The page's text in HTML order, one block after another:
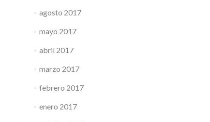
agosto 2017
mayo 2017
abril 2017
marzo 2017
febrero 2017
enero 2017